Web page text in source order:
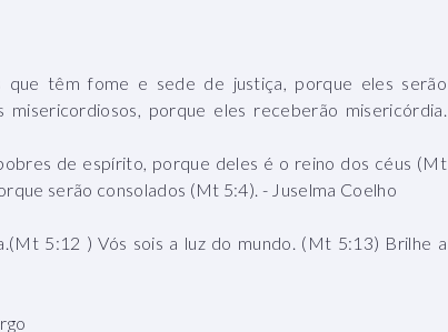
que têm fome e sede de justiça, porque eles serão
porque eles receberão misericórdia.
de espírito, porque deles é o reino dos céus (Mt
serão consolados (Mt 5:4). - Juselma Coelho
5:12 ) Vós sois a luz do mundo. (Mt 5:13) Brilhe a